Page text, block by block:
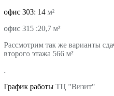
офис 303: 14 м²
офис 315 :20,7 м²
Рассмотрим так же варианты
второго этажа 566 м²
.
График работы ТЦ "Визит"